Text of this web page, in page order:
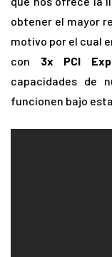
obtener el mayor
motivo por el cual
con 3x PCI
capacidades de
funcionen bajo